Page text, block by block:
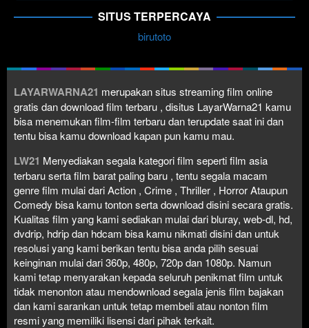
SITUS TERPERCAYA
birutoto
LAYARWARNA21 merupakan situs streaming film online
gratis dan download film terbaru , disitus LayarWarna21 kamu
bisa menemukan film-film terbaru dan terupdate saat ini dan
tentu bisa kamu download kapan pun kamu mau.
LW21 Menyediakan segala kategori film seperti film asia
terbaru serta film barat paling baru , tentu segala macam
genre film mulai dari Action , Crime , Thriller , Horror Ataupun
Comedy bisa kamu tonton serta download disini secara gratis.
Kualitas film yang kami sediakan mulai dari bluray, web-dl, hd,
dvdrip, hdrip dan hdcam bisa kamu nikmati disini dan untuk
resolusi yang kami berikan tentu bisa anda pilih sesuai
keinginan mulai dari 360p, 480p, 720p dan 1080p. Namun
kami tetap menyarakan kepada seluruh penikmat film untuk
tidak menonton atau mendownload segala jenis film bajakan
dan kami sarankan untuk tetap membeli atau nonton film
resmi yang memiliki lisensi dari pihak terkait.